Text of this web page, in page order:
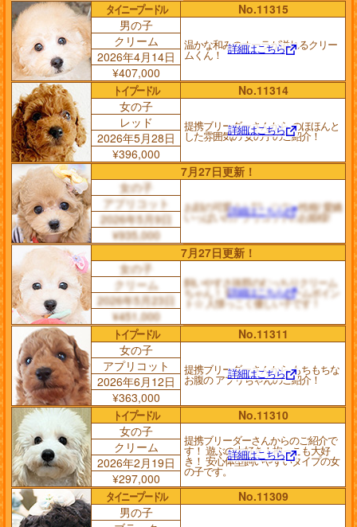
タイニープードル
No.11315
男の子
温かな和みのオーラが溢れるクリー
ムくん！ 詳細はこちら
クリーム
2026年4月14日
¥407,000
トイプードル
No.11314
女の子
提携ブリーダーさんから のほほんと
した雰囲気の 女の子のご紹介！
詳細はこちら
レッド
2026年5月28日
¥396,000
7月27日更新！
女の子
お顔の可愛さと飼いやすい性格! 愛嬌
いっぱいのアプリコットのお姫様!
詳細はこちら
アプリコット
2026年5月9日
¥935,000
7月27日更新！
女の子
飼いやすさ抜群のむっちりクリーム
ちゃん！ 短い手足がチャームポイン
ト☆ 人懐っこく優しい子です！
詳細はこちら
クリーム
2026年5月23日
¥451,000
トイプードル
No.11311
女の子
提携ブリーダーさんから もちもちな
お腹の アプリちゃんのご紹介！
詳細はこちら
アプリコット
2026年6月12日
¥363,000
トイプードル
No.11310
女の子
提携ブリーダーさんからのご紹介で
す！ 遊ぶの大好き！抱っこも大好
き！ 安心体型飼いやすいタイプの女
の子です。
詳細はこちら
クリーム
2026年2月19日
¥297,000
タイニープードル
No.11309
男の子